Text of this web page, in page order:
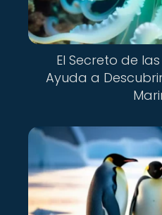
El Secreto de
Ayuda a